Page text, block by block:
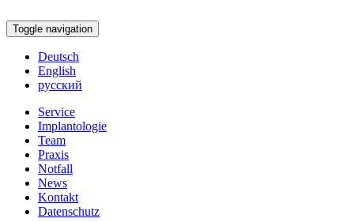
Toggle navigation
Deutsch
English
русский
Service
Implantologie
Team
Praxis
Notfall
News
Kontakt
Datenschutz